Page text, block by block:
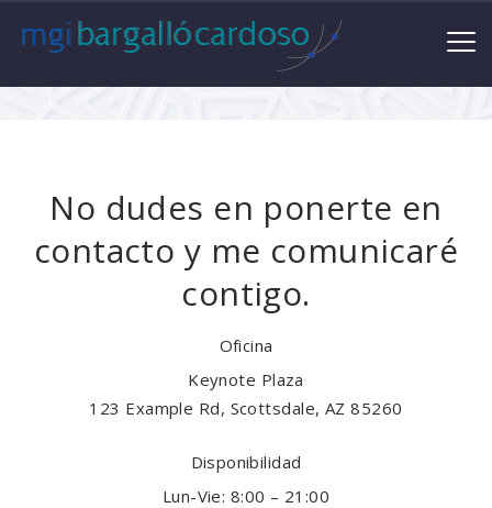
No dudes en ponerte en
contacto y me comunicaré
contigo.
Oficina
Keynote Plaza
123 Example Rd, Scottsdale, AZ 85260
Disponibilidad
Lun-Vie: 8:00 – 21:00